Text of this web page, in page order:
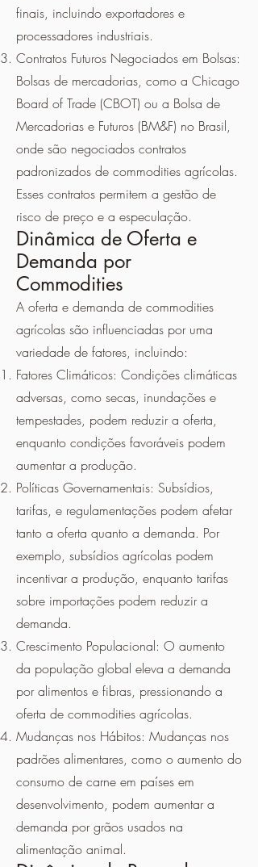
finais, incluindo exportadores e
processadores industriais.
Contratos Futuros Negociados em Bolsas:
Bolsas de mercadorias, como a Chicago
Board of Trade (CBOT) ou a Bolsa de
Mercadorias e Futuros (BM&F) no Brasil,
onde são negociados contratos
padronizados de commodities agrícolas.
Esses contratos permitem a gestão de
risco de preço e a especulação.
Dinâmica de Oferta e
Demanda por
Commodities
A oferta e demanda de commodities
agrícolas são influenciadas por uma
variedade de fatores, incluindo:
Fatores Climáticos: Condições climáticas
adversas, como secas, inundações e
tempestades, podem reduzir a oferta,
enquanto condições favoráveis podem
aumentar a produção.
Políticas Governamentais: Subsídios,
tarifas, e regulamentações podem afetar
tanto a oferta quanto a demanda. Por
exemplo, subsídios agrícolas podem
incentivar a produção, enquanto tarifas
sobre importações podem reduzir a
demanda.
Crescimento Populacional: O aumento
da população global eleva a demanda
por alimentos e fibras, pressionando a
oferta de commodities agrícolas.
Mudanças nos Hábitos: Mudanças nos
padrões alimentares, como o aumento do
consumo de carne em países em
desenvolvimento, podem aumentar a
demanda por grãos usados na
alimentação animal.